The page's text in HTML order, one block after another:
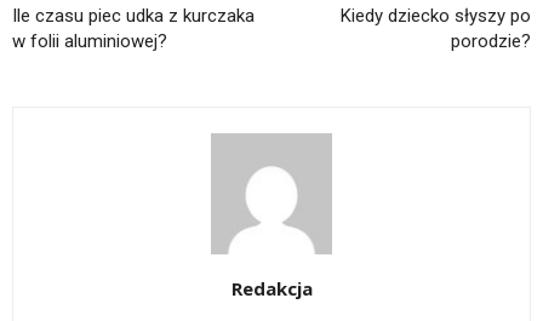
Ile czasu piec udka z kurczaka
w folii aluminiowej?
Kiedy dziecko słyszy po
porodzie?
Redakcja